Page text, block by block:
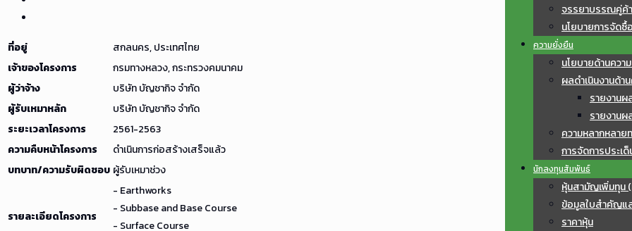
จรรยาบรรณคู่ค้า
นโยบายการจัด
ความยั่งยืน
นโยบายด้านควา
ผลดำเนินงานด้า
รายงานผ
รายงานผ
ความหลากหลาย
การจัดการประ
นักลงทุนสัมพันธ์
หุ้นสามัญเพิ่มทุน
ข้อมูลใบสำคัญแ
ราคาหุ้น
ที่อยู่
สกลนคร, ประเทศไทย
เจ้าของโครงการ
กรมทางหลวง, กระทรวงคมนาคม
ผู้ว่าจ้าง
บริษัท บัญชากิจ จำกัด
ผู้รับเหมาหลัก
บริษัท บัญชากิจ จำกัด
ระยะเวลาโครงการ
2561-2563
ความคืบหน้าโครงการ
ดำเนินการก่อสร้างเสร็จแล้ว
บทบาท/ความรับผิดชอบ ผู้รับเหมาช่วง
รายละเอียดโครงการ
- Earthworks
- Subbase and Base Course
- Surface Course